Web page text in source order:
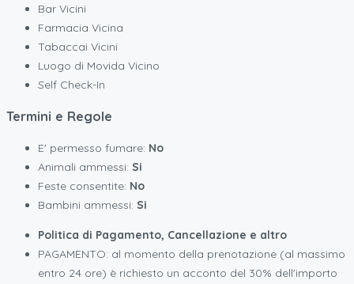
Bar Vicini
Farmacia Vicina
Tabaccai Vicini
Luogo di Movida Vicino
Self Check-In
Termini e Regole
E' permesso fumare: No
Animali ammessi: Si
Feste consentite: No
Bambini ammessi: Si
Politica di Pagamento, Cancellazione e altro
PAGAMENTO: al momento della prenotazione (al massimo
entro 24 ore) è richiesto un acconto del 30% dell'importo